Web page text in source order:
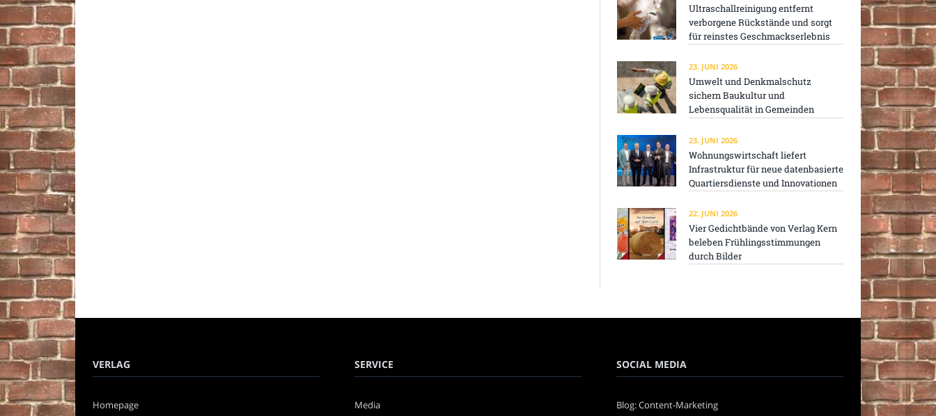
Ultraschallreinigung entfernt
verborgene Rückstände und sorgt
für reinstes Geschmackserlebnis
23. JUNI 2026
Umwelt und Denkmalschutz
sichern Baukultur und
Lebensqualität in Gemeinden
23. JUNI 2026
Wohnungswirtschaft liefert
Infrastruktur für neue datenbasierte
Quartiersdienste und Innovationen
22. JUNI 2026
Vier Gedichtbände von Verlag Kern
beleben Frühlingsstimmungen
durch Bilder
VERLAG
Homepage
SERVICE
Media
SOCIAL MEDIA
Blog: Content-Marketing